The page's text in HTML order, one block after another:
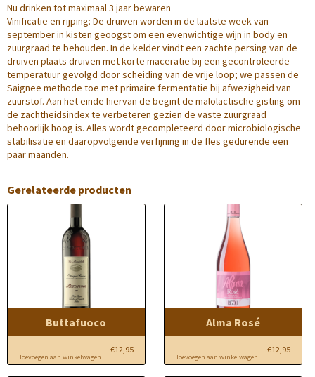
Nu drinken tot maximaal 3 jaar bewaren
Vinificatie en rijping: De druiven worden in de laatste week van
september in kisten geoogst om een evenwichtige wijn in body en
zuurgraad te behouden. In de kelder vindt een zachte persing van de
druiven plaats druiven met korte maceratie bij een gecontroleerde
temperatuur gevolgd door scheiding van de vrije loop; we passen de
Saignee methode toe metprimaire fermentatie bij afwezigheid van
zuurstof. Aan het einde hiervan de begint de malolactische gisting om
de zachtheidsindex te verbeteren gezien de vaste zuurgraad
behoorlijk hoog is. Alles wordt gecompleteerd door microbiologische
stabilisatie en daaropvolgende verfijning in de fles gedurende een
paar maanden.
Gerelateerde producten
Buttafuoco
€12,95
Toevoegen aan winkelwagen
Alma Rosé
€12,95
Toevoegen aan winkelwagen